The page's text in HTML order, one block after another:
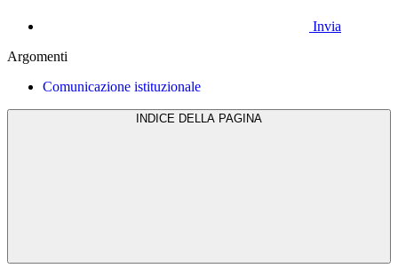
Invia
Argomenti
Comunicazione istituzionale